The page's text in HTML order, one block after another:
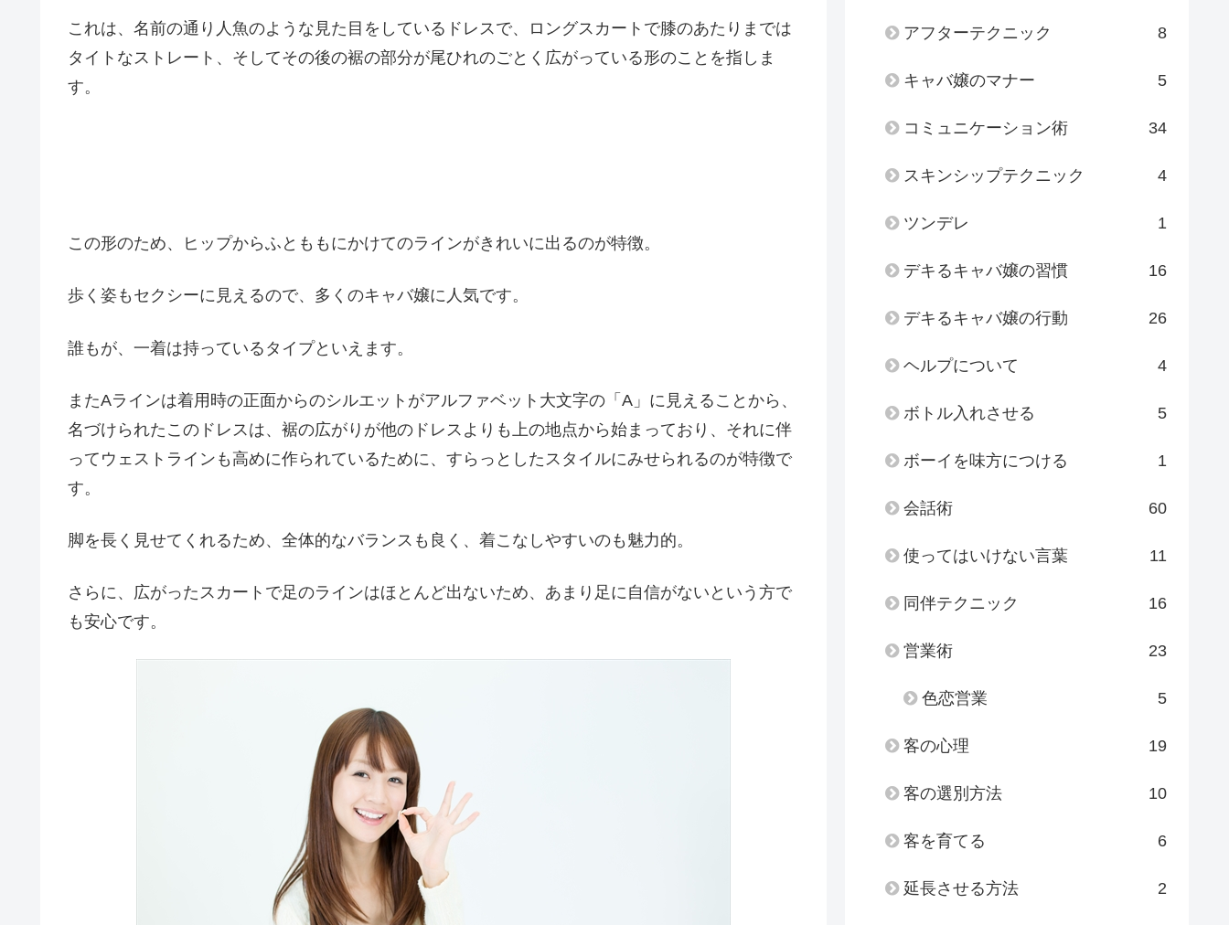
これは、名前の通り人魚のような見た目をしているドレスで、ロングスカートで膝のあたりまでは
タイトなストレート、そしてその後の裾の部分が尾ひれのごとく広がっている形のことを指しま
す。
この形のため、ヒップからふとももにかけてのラインがきれいに出るのが特徴。
歩く姿もセクシーに見えるので、多くのキャバ嬢に人気です。
誰もが、一着は持っているタイプといえます。
またAラインは着用時の正面からのシルエットがアルファベット大文字の「A」に見えることから、
名づけられたこのドレスは、裾の広がりが他のドレスよりも上の地点から始まっており、それに伴
ってウェストラインも高めに作られているために、すらっとしたスタイルにみせられるのが特徴で
す。
脚を長く見せてくれるため、全体的なバランスも良く、着こなしやすいのも魅力的。
さらに、広がったスカートで足のラインはほとんど出ないため、あまり足に自信がないという方で
も安心です。
アフターテクニック 8
キャバ嬢のマナー 5
コミュニケーション術 34
スキンシップテクニック 4
ツンデレ 1
デキるキャバ嬢の習慣 16
デキるキャバ嬢の行動 26
ヘルプについて 4
ボトル入れさせる 5
ボーイを味方につける 1
会話術 60
使ってはいけない言葉 11
同伴テクニック 16
営業術 23
色恋営業 5
客の心理 19
客の選別方法 10
客を育てる 6
延長させる方法 2